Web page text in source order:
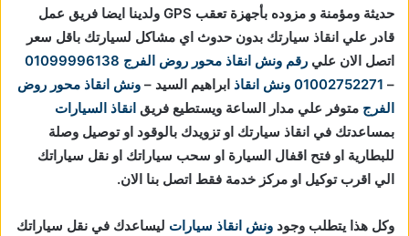
حديثة ومؤمنة و مزوده بأجهزة تعقب GPS ولدينا ايضا فريق عمل
قادر علي انقاذ سيارتك بدون حدوث اي مشاكل لسيارتك باقل سعر
اتصل الان علي رقم ونش انقاذ محور روض الفرج 01099996138
–
01002752271 ونش انقاذ ابراهيم السيد – ونش انقاذ محور روض
الفرج متوفر علي مدار الساعة ويستطيع فريق انقاذ السيارات
بمساعدتك في انقاذ سيارتك او تزويدك بالوقود او توصيل وصلة
للبطارية او فتح اقفال السيارة او سحب سياراتك او نقل سياراتك
الي اقرب توكيل او مركز خدمة فقط اتصل بنا الان.
وكل هذا يتطلب وجود ونش انقاذ سيارات ليساعدك في نقل سياراتك